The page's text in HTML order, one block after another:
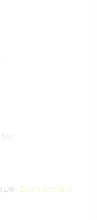
Достаточно